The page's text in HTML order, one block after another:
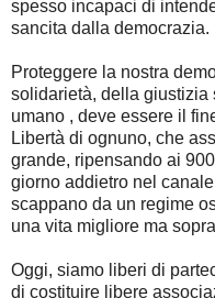
spesso incapaci di
sancita dalla democrazia.
Proteggere la nostra
solidarietà, della giustizia
umano , deve essere il
Libertà di ognuno, che
grande, ripensando ai
giorno addietro nel
scappano da un regime
una vita migliore ma
Oggi, siamo liberi di
di costituire libere